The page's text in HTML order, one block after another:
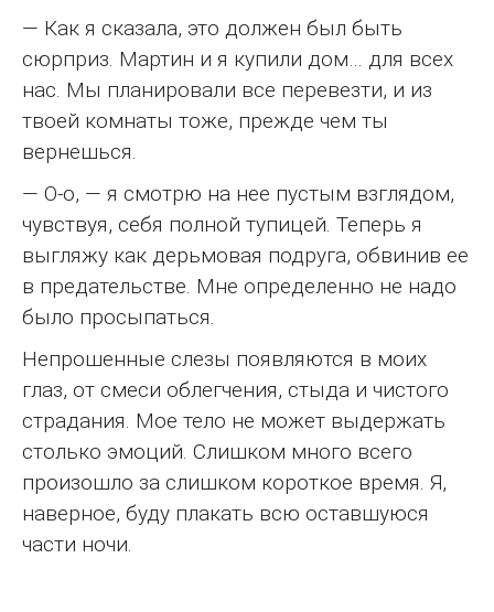
— Как я сказала, это должен был быть
сюрприз. Мартин и я купили дом… для всех
нас. Мы планировали все перевезти, и из
твоей комнаты тоже, прежде чем ты
вернешься.
— О-о, — я смотрю на нее пустым взглядом,
чувствуя, себя полной тупицей. Теперь я
выгляжу как дерьмовая подруга, обвинив ее
в предательстве. Мне определенно не надо
было просыпаться.
Непрошенные слезы появляются в моих
глаз, от смеси облегчения, стыда и чистого
страдания. Мое тело не может выдержать
столько эмоций. Слишком много всего
произошло за слишком короткое время. Я,
наверное, буду плакать всю оставшуюся
части ночи.